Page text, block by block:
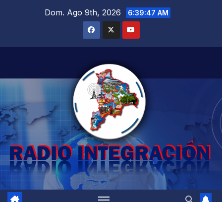
Dom. Ago 9th, 2026 6:39:48 AM